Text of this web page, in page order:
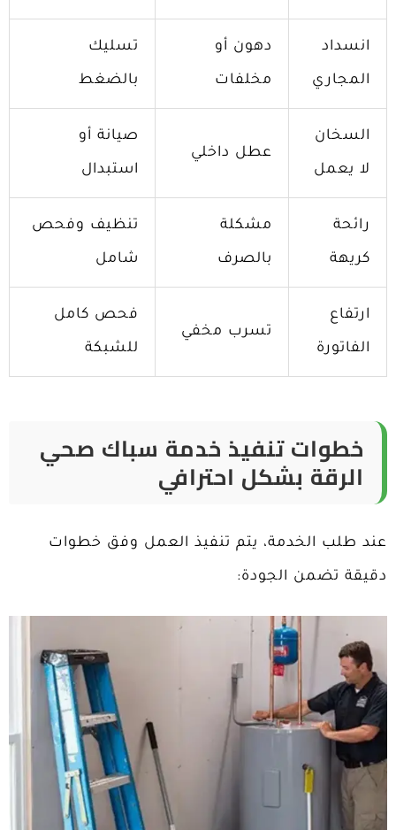
انسداد
المجاري
دهون أو
مخلفات
تسليك
بالضغط
السخان
لا يعمل
عطل داخلي
صيانة أو
استبدال
رائحة
كريهة
مشكلة
بالصرف
تنظيف وفحص
شامل
ارتفاع
الفاتورة
تسرب مخفي
فحص كامل
للشبكة
خطوات تنفيذ خدمة سباك صحي
الرقة بشكل احترافي
عند طلب الخدمة، يتم تنفيذ العمل وفق خطوات
دقيقة تضمن الجودة: